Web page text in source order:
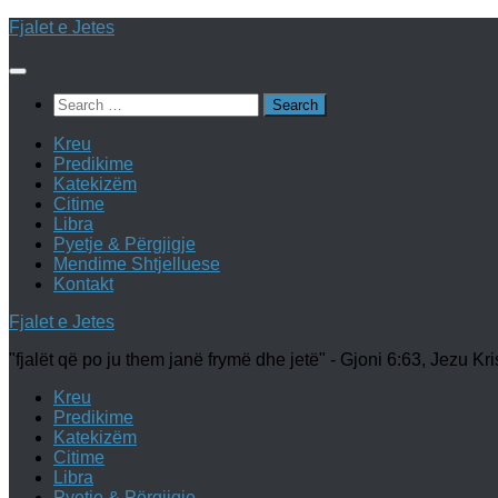
Skip
content
Fjalet e Jetes
Search
for:
Kreu
Predikime
Katekizëm
Citime
Libra
Pyetje & Përgjigje
Mendime Shtjelluese
Kontakt
Fjalet e Jetes
"fjalët që po ju them janë frymë dhe jetë" - Gjoni 6:63, Jezu
Kreu
Predikime
Katekizëm
Citime
Libra